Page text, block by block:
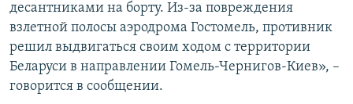
десантниками на борту. Из-за повреждения
взлетной полосы аэродрома Гостомель, противник
решил выдвигаться своим ходом с территории
Беларуси в направлении Гомель-Чернигов-Киев», –
говорится в сообщении.